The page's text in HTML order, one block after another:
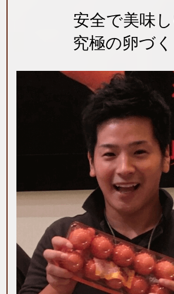
安全で美味
究極の卵づく